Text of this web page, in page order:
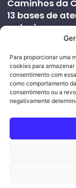
Para proporcionar uma
cookies para
consentimento com
como comportamento
consentimento ou a
negativamente
Caminhos da
13 bases de
rodovias
Ouro